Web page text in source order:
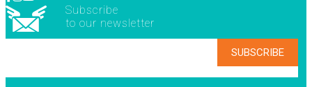
Subscribe
to our newsletter